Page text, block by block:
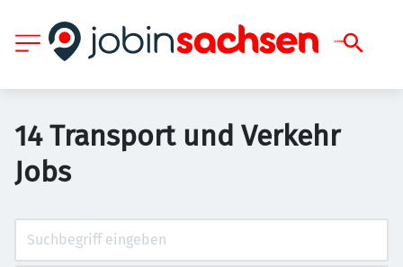
14 Transport und Verkehr
Jobs